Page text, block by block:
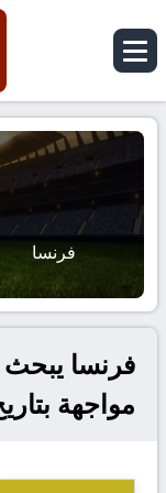
فرنسا
فرنسا يبحث
مواجهة بتاريخ 9 سبتمبر